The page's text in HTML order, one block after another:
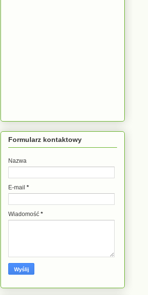
Formularz kontaktowy
Nazwa
E-mail *
Wiadomość *